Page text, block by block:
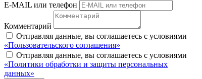
E-MAIL или телефон
Комментарий
Отправляя данные, вы соглашаетесь с условиями
«Пользовательского соглашения»
Отправляя данные, вы соглашаетесь с условиями
«Политики обработки и защиты персональных
данных»